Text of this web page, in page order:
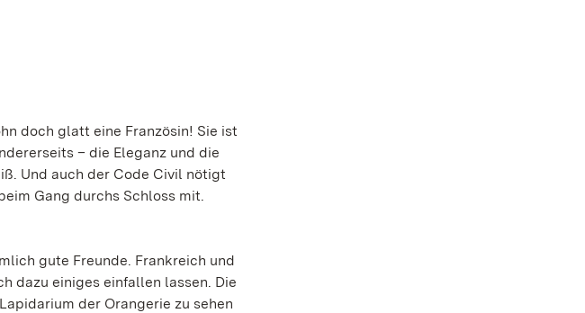
doch glatt eine Französin! Sie ist
– die Eleganz und die
Und auch der Code Civil nötigt
Gang durchs Schloss mit.
gute Freunde. Frankreich und
dazu einiges einfallen lassen. Die
der Orangerie zu sehen